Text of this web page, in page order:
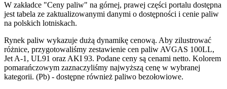
W zakładce "Ceny paliw" na górnej, prawej części portalu dostępna
jest tabela ze zaktualizowanymi danymi o dostępności i cenie paliw
na polskich lotniskach.
Rynek paliw wykazuje dużą dynamikę cenową. Aby zilustrować
różnice, przygotowaliśmy zestawienie cen paliw AVGAS 100LL,
Jet A-1, UL91 oraz AKI 93. Podane ceny są cenami netto. Kolorem
pomarańczowym zaznaczyliśmy najwyższą cenę w wybranej
kategorii. (Pb) - dostępne również paliwo bezołowiowe.